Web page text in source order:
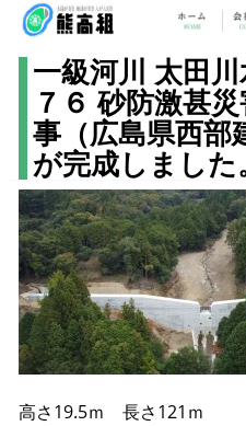
一級河川 太田
７６ 砂防激甚
事（広島県西部
が完成しました
高さ19.5ｍ 長さ121ｍ